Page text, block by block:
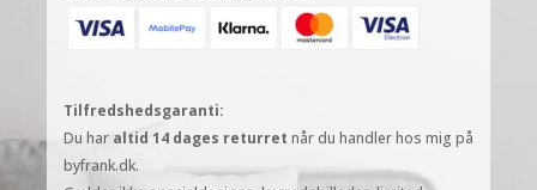
Tilfredshedsgaranti:
Du har altid 14 dages returret når du handler hos mig på
byfrank.dk.